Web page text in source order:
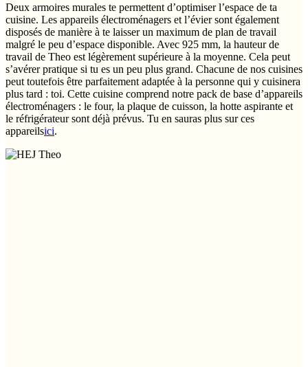
Deux armoires murales te permettent d’optimiser l’espace de ta
cuisine. Les appareils électroménagers et l’évier sont également
disposés de manière à te laisser un maximum de plan de travail
malgré le peu d’espace disponible. Avec 925 mm, la hauteur de
travail de Theo est légèrement supérieure à la moyenne. Cela peut
s’avérer pratique si tu es un peu plus grand. Chacune de nos cuisines
peut toutefois être parfaitement adaptée à la personne qui y cuisinera
plus tard : toi. Cette cuisine comprend notre pack de base d’appareils
électroménagers : le four, la plaque de cuisson, la hotte aspirante et
le réfrigérateur sont déjà prévus. Tu en sauras plus sur ces
appareilsici.